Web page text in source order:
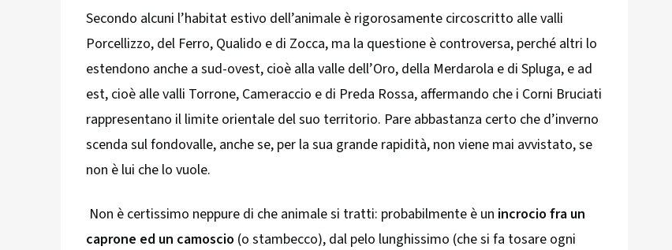
Secondo alcuni l’habitat estivo dell’animale è rigorosamente circoscritto alle valli
Porcellizzo, del Ferro, Qualido e di Zocca, ma la questione è controversa, perché altri lo
estendono anche a sud-ovest, cioè alla valle dell’Oro, della Merdarola e di Spluga, e ad
est, cioè alle valli Torrone, Cameraccio e di Preda Rossa, affermando che i Corni Bruciati
rappresentano il limite orientale del suo territorio. Pare abbastanza certo che d’inverno
scenda sul fondovalle, anche se, per la sua grande rapidità, non viene mai avvistato, se
non è lui che lo vuole.
Non è certissimo neppure di che animale si tratti: probabilmente è un incrocio fra un
caprone ed un camoscio (o stambecco), dal pelo lunghissimo (che si fa tosare ogni